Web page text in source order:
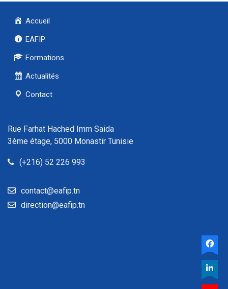
Accueil
EAFIP
Formations
Actualités
Contact
Rue Farhat Hached Imm Saida
3ème étage, 5000 Monastir Tunisie
(+216) 52 226 993
contact@eafip.tn
direction@eafip.tn